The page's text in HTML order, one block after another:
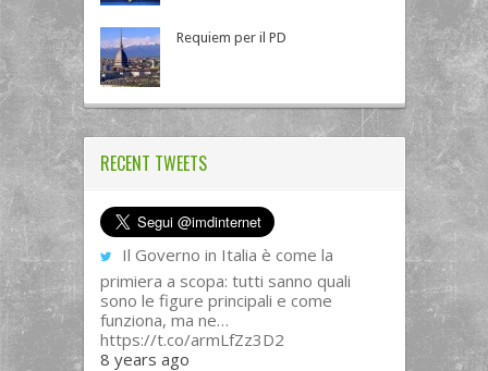
Requiem per il PD
RECENT TWEETS
Il Governo in Italia è come la
primiera a scopa: tutti sanno quali
sono le figure principali e come
funziona, ma ne…
https://t.co/armLfZz3D2
8 years ago